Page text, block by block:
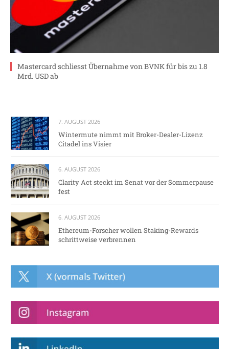
Mastercard schliesst Übernahme von BVNK für bis zu 1.8
Mrd. USD ab
7. AUGUST 2026
Wintermute nimmt mit Broker-Dealer-Lizenz
Citadel ins Visier
6. AUGUST 2026
Clarity Act steckt im Senat vor der Sommerpause
fest
6. AUGUST 2026
Ethereum-Forscher wollen Staking-Rewards
schrittweise verbrennen